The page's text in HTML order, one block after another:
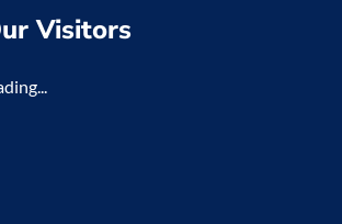
Visitors